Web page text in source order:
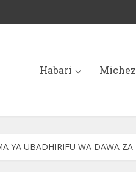
Habari
YA UBADHIRIFU WA DAWA